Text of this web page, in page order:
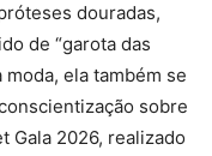
douradas,
de “garota das
ela também se
sobre
Gala 2026, realizado